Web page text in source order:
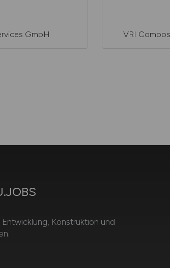
GmbH VRI
Konstruktion und